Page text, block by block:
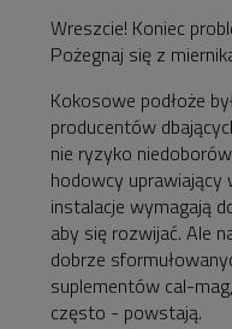
Wreszcie! Koniec
Pożegnaj się z
Kokosowe podłoże
producentów
nie ryzyko
hodowcy uprawiający
instalacje wymagają
aby się rozwijać. Ale
dobrze
suplementów cal-
często - powstają.